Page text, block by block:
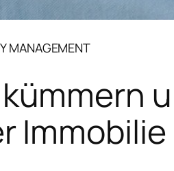
MANAGEMENT
Immobilie